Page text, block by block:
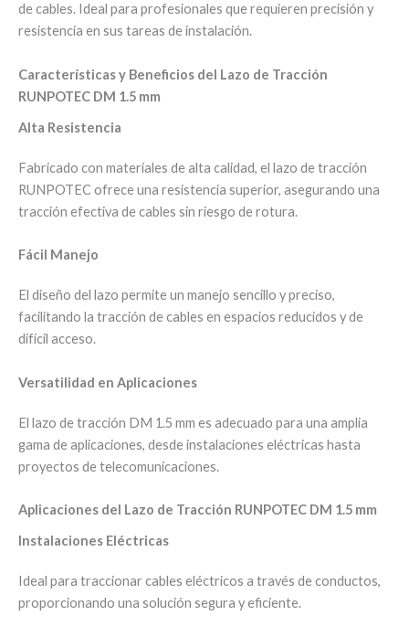
de cables. Ideal para profesionales que requieren precisión y
resistencia en sus tareas de instalación.
Características y Beneficios del Lazo de Tracción
RUNPOTEC DM 1.5 mm
Alta Resistencia
Fabricado con materiales de alta calidad, el lazo de tracción
RUNPOTEC ofrece una resistencia superior, asegurando una
tracción efectiva de cables sin riesgo de rotura.
Fácil Manejo
El diseño del lazo permite un manejo sencillo y preciso,
facilitando la tracción de cables en espacios reducidos y de
difícil acceso.
Versatilidad en Aplicaciones
El lazo de tracción DM 1.5 mm es adecuado para una amplia
gama de aplicaciones, desde instalaciones eléctricas hasta
proyectos de telecomunicaciones.
Aplicaciones del Lazo de Tracción RUNPOTEC DM 1.5 mm
Instalaciones Eléctricas
Ideal para traccionar cables eléctricos a través de conductos,
proporcionando una solución segura y eficiente.